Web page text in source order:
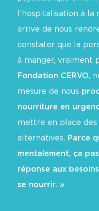
l’hospitalisation à la
arrive de nous
constater que la
à manger, vraiment
Fondation CERVO,
mesure de nous
nourriture en
mettre en place des
alternatives. Parce
mentalement, ça
réponse aux
se nourrir. »